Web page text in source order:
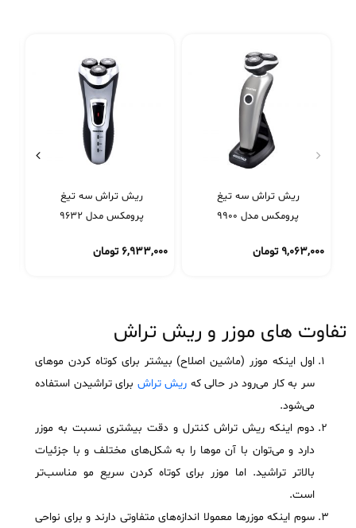
ریش تراش سه تیغ
پرومکس مدل 9900
۹,۰۶۳,۰۰۰ تومان
ریش تراش سه تیغ
پرومکس مدل 9632
۶,۹۳۳,۰۰۰ تومان
تفاوت های موزر و ریش تراش
اول اینکه موزر (ماشین اصلاح) بیشتر برای کوتاه کردن موهای
سر به کار می‌رود در حالی که ریش تراش برای تراشیدن استفاده
می‌شود.
دوم اینکه ریش تراش کنترل و دقت بیشتری نسبت به موزر
دارد و می‌توان با آن موها را به شکل‌های مختلف و با جزئیات
بالاتر تراشید. اما موزر برای کوتاه کردن سریع مو مناسب‌تر
است.
سوم اینکه موزرها معمولا اندازه‌های متفاوتی دارند و برای نواحی